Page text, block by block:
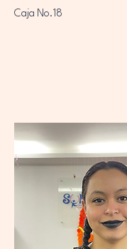
Caja No.18